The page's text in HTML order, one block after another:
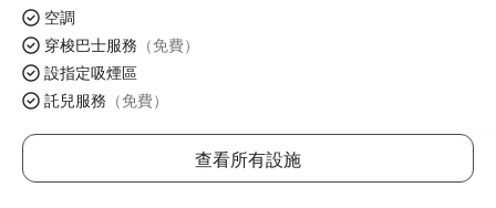
空調
穿梭巴士服務 （免費）
設指定吸煙區
託兒服務 （免費）
查看所有設施